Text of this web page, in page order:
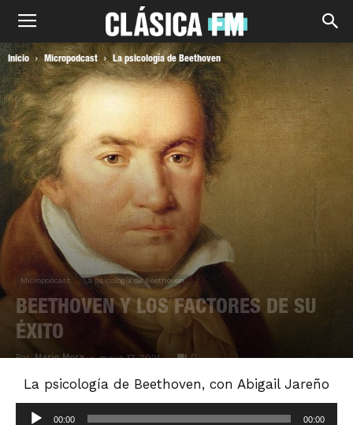
Inicio Micropodcast La psicología de Beethoven
Micropodcast La psicología de Beethoven
BEETHOVEN Y LOS FACTORES DE SU
ÉXITO
Por Mario Mora - mayo 17, 2021 0
La psicología de Beethoven, con Abigail Jareño
Reproductor
00:00 00:00